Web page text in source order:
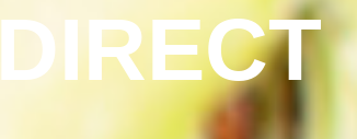
DIRECT